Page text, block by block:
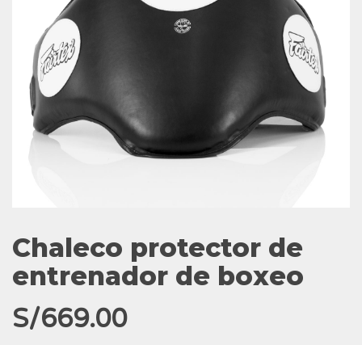
Chaleco protector de
entrenador de boxeo
S/669.00